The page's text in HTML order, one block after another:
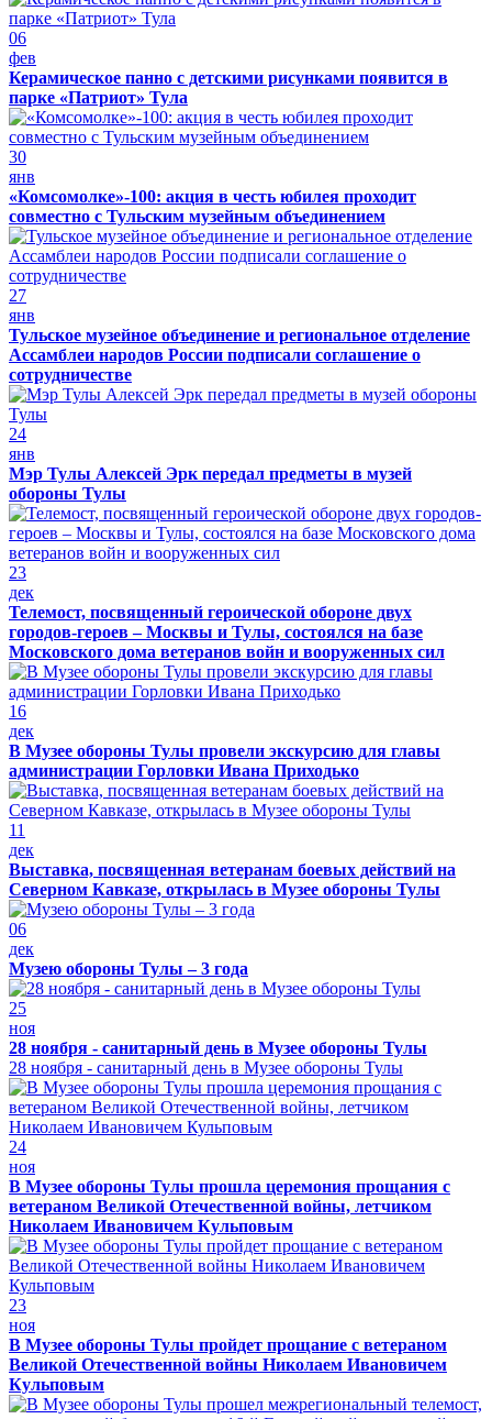
06
фев
Керамическое панно с детскими рисунками появится в
парке «Патриот» Тула
30
янв
«Комсомолке»-100: акция в честь юбилея проходит
совместно с Тульским музейным объединением
27
янв
Тульское музейное объединение и региональное отделение
Ассамблеи народов России подписали соглашение о
сотрудничестве
24
янв
Мэр Тулы Алексей Эрк передал предметы в музей
обороны Тулы
23
дек
Телемост, посвященный героической обороне двух
городов-героев – Москвы и Тулы, состоялся на базе
Московского дома ветеранов войн и вооруженных сил
16
дек
В Музее обороны Тулы провели экскурсию для главы
администрации Горловки Ивана Приходько
11
дек
Выставка, посвященная ветеранам боевых действий на
Северном Кавказе, открылась в Музее обороны Тулы
06
дек
Музею обороны Тулы – 3 года
25
ноя
28 ноября - санитарный день в Музее обороны Тулы
28 ноября - санитарный день в Музее обороны Тулы
24
ноя
В Музее обороны Тулы прошла церемония прощания с
ветераном Великой Отечественной войны, летчиком
Николаем Ивановичем Кульповым
23
ноя
В Музее обороны Тулы пройдет прощание с ветераном
Великой Отечественной войны Николаем Ивановичем
Кульповым